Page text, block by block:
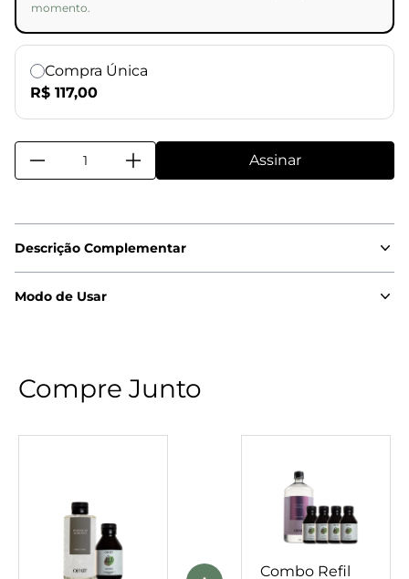
momento.
Compra Única
R$ 117,00
Assinar
Combo Refil
Descrição Complementar
Modo de Usar
Compre Junto
Combo Refil